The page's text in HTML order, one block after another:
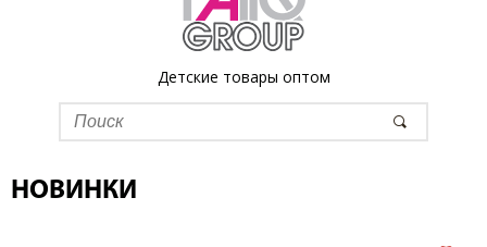
Детские товары оптом
НОВИНКИ